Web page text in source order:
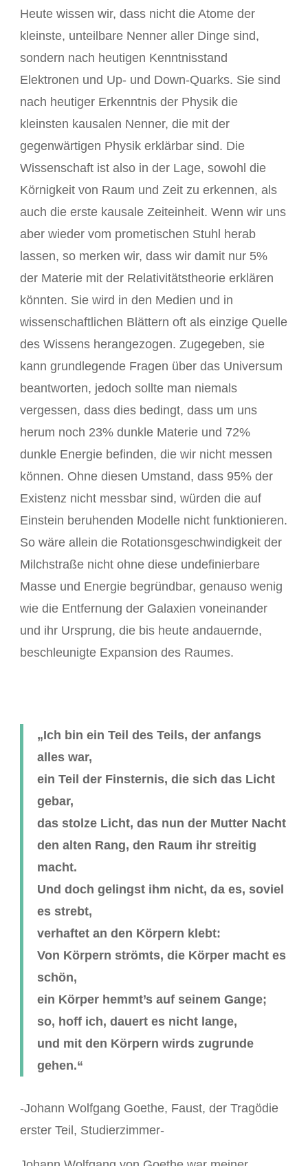
Heute wissen wir, dass nicht die Atome der
kleinste, unteilbare Nenner aller Dinge sind,
sondern nach heutigen Kenntnisstand
Elektronen und Up- und Down-Quarks. Sie sind
nach heutiger Erkenntnis der Physik die
kleinsten kausalen Nenner, die mit der
gegenwärtigen Physik erklärbar sind. Die
Wissenschaft ist also in der Lage, sowohl die
Körnigkeit von Raum und Zeit zu erkennen, als
auch die erste kausale Zeiteinheit. Wenn wir uns
aber wieder vom prometischen Stuhl herab
lassen, so merken wir, dass wir damit nur 5%
der Materie mit der Relativitätstheorie erklären
könnten. Sie wird in den Medien und in
wissenschaftlichen Blättern oft als einzige Quelle
des Wissens herangezogen. Zugegeben, sie
kann grundlegende Fragen über das Universum
beantworten, jedoch sollte man niemals
vergessen, dass dies bedingt, dass um uns
herum noch 23% dunkle Materie und 72%
dunkle Energie befinden, die wir nicht messen
können. Ohne diesen Umstand, dass 95% der
Existenz nicht messbar sind, würden die auf
Einstein beruhenden Modelle nicht funktionieren.
So wäre allein die Rotationsgeschwindigkeit der
Milchstraße nicht ohne diese undefinierbare
Masse und Energie begründbar, genauso wenig
wie die Entfernung der Galaxien voneinander
und ihr Ursprung, die bis heute andauernde,
beschleunigte Expansion des Raumes.
„Ich bin ein Teil des Teils, der anfangs
alles war,
ein Teil der Finsternis, die sich das Licht
gebar,
das stolze Licht, das nun der Mutter Nacht
den alten Rang, den Raum ihr streitig
macht.
Und doch gelingst ihm nicht, da es, soviel
es strebt,
verhaftet an den Körpern klebt:
Von Körpern strömts, die Körper macht es
schön,
ein Körper hemmt’s auf seinem Gange;
so, hoff ich, dauert es nicht lange,
und mit den Körpern wirds zugrunde
gehen.“
-Johann Wolfgang Goethe, Faust, der Tragödie
erster Teil, Studierzimmer-